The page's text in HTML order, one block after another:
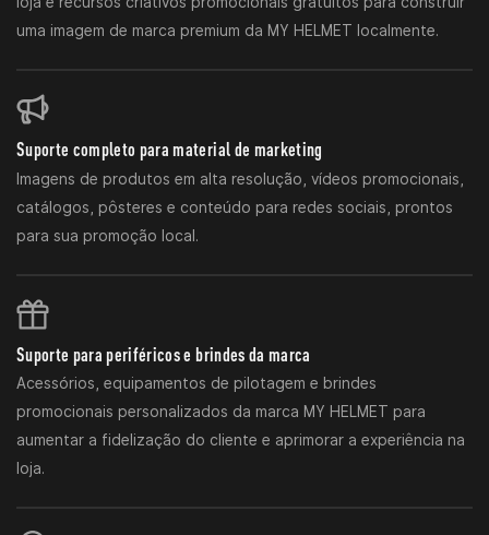
uma imagem de marca premium da MY HELMET localmente.
Suporte completo para material de marketing
Imagens de produtos em alta resolução, vídeos promocionais,
catálogos, pôsteres e conteúdo para redes sociais, prontos
para sua promoção local.
Suporte para periféricos e brindes da marca
Acessórios, equipamentos de pilotagem e brindes
promocionais personalizados da marca MY HELMET para
aumentar a fidelização do cliente e aprimorar a experiência na
loja.